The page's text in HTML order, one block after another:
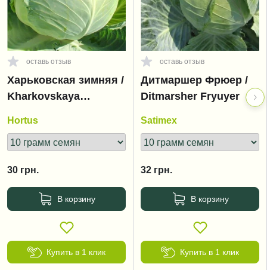
оставь отзыв
Харьковская зимняя /
Kharkovskaya
Hortus
30 грн.
В корзину
Купить в 1 клик
оставь отзыв
Дитмаршер Фрюер /
Ditmarsher Fryuyer
Satimex
32 грн.
В корзину
Купить в 1 клик